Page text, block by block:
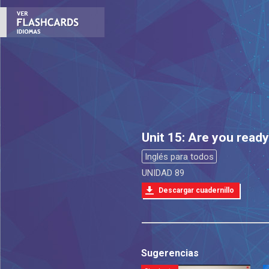
Unit 15: Are you
Inglés para todos
UNIDAD 89
Descargar cuadernillo
Sugerencias